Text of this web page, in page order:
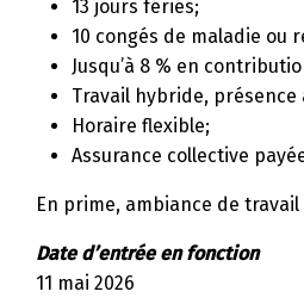
13 jours fériés;
10 congés de maladie ou
Jusqu’à 8 % en
Travail hybride,
Horaire flexible;
Assurance collective
En prime, ambiance de
Date d’entrée en fonction
11 mai 2026